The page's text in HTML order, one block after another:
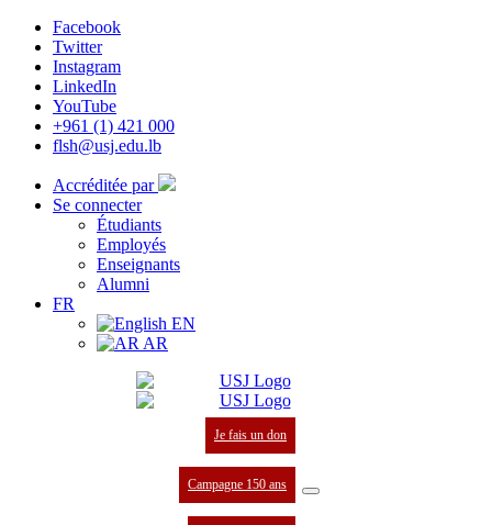
Facebook
Twitter
Instagram
LinkedIn
YouTube
+961 (1) 421 000
flsh@usj.edu.lb
Accréditée par
Se connecter
Étudiants
Employés
Enseignants
Alumni
FR
EN
AR
Je fais un don
Campagne 150 ans